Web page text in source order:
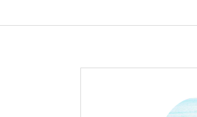
第2回
2024年